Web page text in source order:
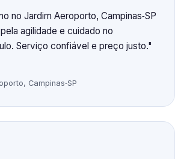
no Jardim Aeroporto, Campinas‑SP
agilidade e cuidado no
Serviço confiável e preço justo.
Campinas‑SP